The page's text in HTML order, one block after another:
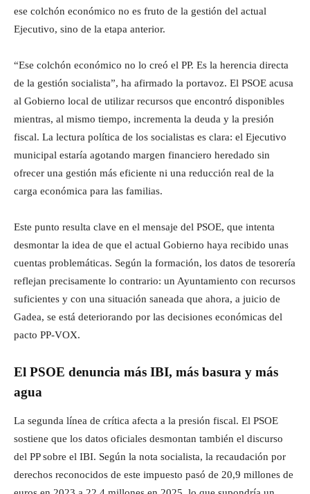
ese colchón económico no es fruto de la gestión del actual
Ejecutivo, sino de la etapa anterior.
“Ese colchón económico no lo creó el PP. Es la herencia directa
de la gestión socialista”, ha afirmado la portavoz. El PSOE acusa
al Gobierno local de utilizar recursos que encontró disponibles
mientras, al mismo tiempo, incrementa la deuda y la presión
fiscal. La lectura política de los socialistas es clara: el Ejecutivo
municipal estaría agotando margen financiero heredado sin
ofrecer una gestión más eficiente ni una reducción real de la
carga económica para las familias.
Este punto resulta clave en el mensaje del PSOE, que intenta
desmontar la idea de que el actual Gobierno haya recibido unas
cuentas problemáticas. Según la formación, los datos de tesorería
reflejan precisamente lo contrario: un Ayuntamiento con recursos
suficientes y con una situación saneada que ahora, a juicio de
Gadea, se está deteriorando por las decisiones económicas del
pacto PP-VOX.
El PSOE denuncia más IBI, más basura y más
agua
La segunda línea de crítica afecta a la presión fiscal. El PSOE
sostiene que los datos oficiales desmontan también el discurso
del PP sobre el IBI. Según la nota socialista, la recaudación por
derechos reconocidos de este impuesto pasó de 20,9 millones de